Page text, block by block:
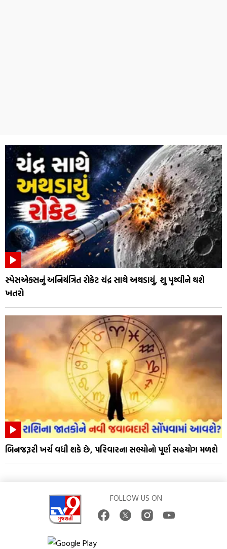
સ્પેસએક્સનું અનિયંત્રિત રોકેટ ચંદ્ર સાથે અથડાયું, શુ પૃથ્વીને થશે
ખતરો
બિનજરૂરી ખર્ચ વધી શકે છે, પરિવારના સભ્યોનો પૂર્ણ સહયોગ મળશે
FOLLOW US ON